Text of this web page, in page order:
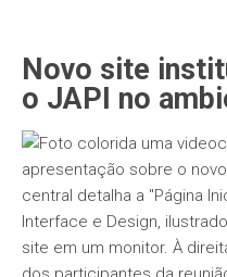
Novo site
o JAPI no